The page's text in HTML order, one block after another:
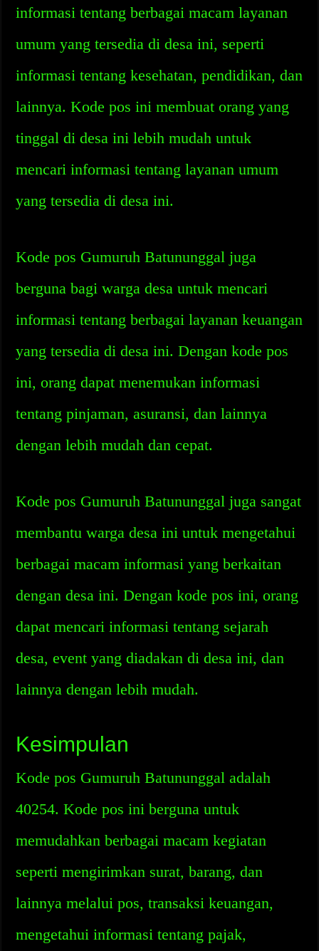
informasi tentang berbagai macam layanan
umum yang tersedia di desa ini, seperti
informasi tentang kesehatan, pendidikan, dan
lainnya. Kode pos ini membuat orang yang
tinggal di desa ini lebih mudah untuk
mencari informasi tentang layanan umum
yang tersedia di desa ini.
Kode pos Gumuruh Batununggal juga
berguna bagi warga desa untuk mencari
informasi tentang berbagai layanan keuangan
yang tersedia di desa ini. Dengan kode pos
ini, orang dapat menemukan informasi
tentang pinjaman, asuransi, dan lainnya
dengan lebih mudah dan cepat.
Kode pos Gumuruh Batununggal juga sangat
membantu warga desa ini untuk mengetahui
berbagai macam informasi yang berkaitan
dengan desa ini. Dengan kode pos ini, orang
dapat mencari informasi tentang sejarah
desa, event yang diadakan di desa ini, dan
lainnya dengan lebih mudah.
Kesimpulan
Kode pos Gumuruh Batununggal adalah
40254. Kode pos ini berguna untuk
memudahkan berbagai macam kegiatan
seperti mengirimkan surat, barang, dan
lainnya melalui pos, transaksi keuangan,
mengetahui informasi tentang pajak,